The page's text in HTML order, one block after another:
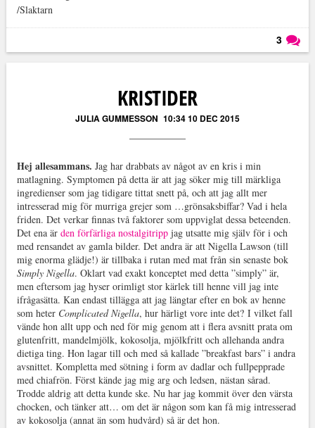
/Slaktarn
3
KRISTIDER
JULIA GUMMESSON 10:34 10 DEC 2015
Hej allesammans. Jag har drabbats av något av en kris i min
matlagning. Symptomen på detta är att jag söker mig till märkliga
ingredienser som jag tidigare tittat snett på, och att jag allt mer
intresserad mig för murriga grejer som …grönsaksbiffar? Vad i hela
friden. Det verkar finnas två faktorer som uppviglat dessa beteenden.
Det ena är den förfärliga nostalgitrippjag utsatte mig själv för i och
med rensandet av gamla bilder. Det andra är att Nigella Lawson (till
mig enorma glädje!) är tillbaka i rutan med mat från sin senaste bok
Simply Nigella. Oklart vad exakt konceptet med detta ”simply” är,
men eftersom jag hyser orimligt stor kärlek till henne vill jag inte
ifrågasätta. Kan endast tillägga att jag längtar efter en bok av henne
som heter Complicated Nigella, hur härligt vore inte det? I vilket fall
vände hon allt upp och ned för mig genom att i flera avsnitt prata om
glutenfritt, mandelmjölk, kokosolja, mjölkfritt och allehanda andra
dietiga ting. Hon lagar till och med så kallade ”breakfast bars” i andra
avsnittet. Kompletta med sötning i form av dadlar och fullpepprade
med chiafrön. Först kände jag mig arg och ledsen, nästan sårad.
Trodde aldrig att detta kunde ske. Nu har jag kommit över den värsta
chocken, och tänker att… om det är någon som kan få mig intresserad
av kokosolja (annat än som hudvård) så är det hon.